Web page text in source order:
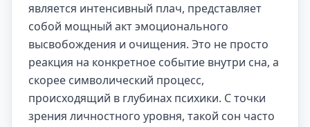
является интенсивный плач, представляет
собой мощный акт эмоционального
высвобождения и очищения. Это не просто
реакция на конкретное событие внутри сна, а
скорее символический процесс,
происходящий в глубинах психики. С точки
зрения личностного уровня, такой сон часто